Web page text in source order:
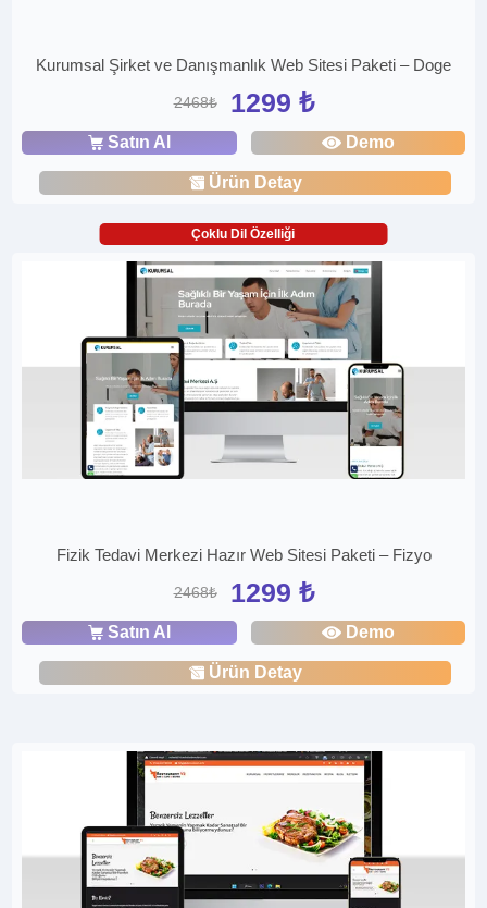
Kurumsal Şirket ve Danışmanlık Web Sitesi Paketi – Doge
2468₺ 1299 ₺
Satın Al Demo
Ürün Detay
Çoklu Dil Özelliği
Fizik Tedavi Merkezi Hazır Web Sitesi Paketi – Fizyo
2468₺ 1299 ₺
Satın Al Demo
Ürün Detay